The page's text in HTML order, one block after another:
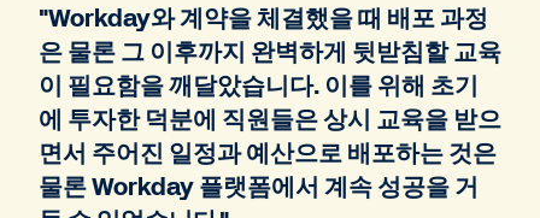
"Workday와 계약을 체결했을 때 배포 과정
은 물론 그 이후까지 완벽하게 뒷받침할 교육
이 필요함을 깨달았습니다. 이를 위해 초기
에 투자한 덕분에 직원들은 상시 교육을 받으
면서 주어진 일정과 예산으로 배포하는 것은
물론 Workday 플랫폼에서 계속 성공을 거